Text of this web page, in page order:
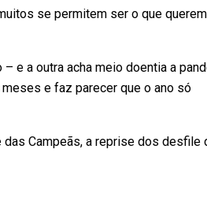
se permitem ser o que
e a outra acha meio doentia a
e faz parecer que o ano só
das Campeãs, a reprise dos desfile